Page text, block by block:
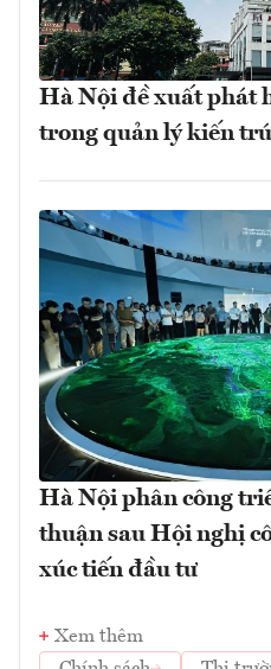
Hà Nội đề xuất phát
trong quản lý kiến
Hà Nội phân công
thuận sau Hội nghị
xúc tiến đầu tư
Xem thêm